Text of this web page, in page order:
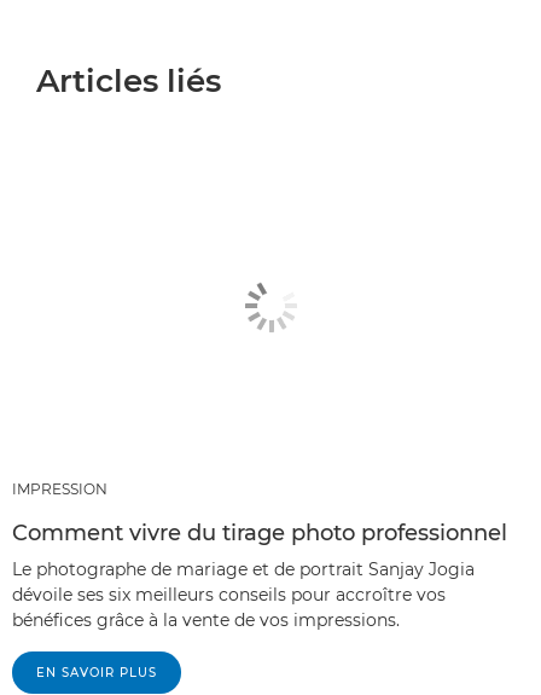
Articles liés
IMPRESSION
Comment vivre du tirage photo professionnel
Le photographe de mariage et de portrait Sanjay Jogia
dévoile ses six meilleurs conseils pour accroître vos
bénéfices grâce à la vente de vos impressions.
EN SAVOIR PLUS